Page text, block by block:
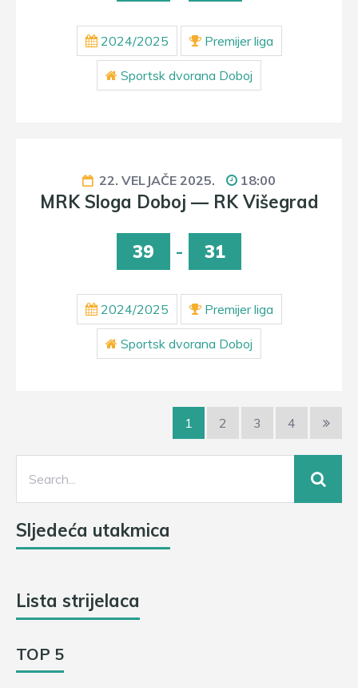
2024/2025 Premijer liga
Sportsk dvorana Doboj
22. VELJAČE 2025. 18:00
MRK Sloga Doboj — RK Višegrad
39 - 31
2024/2025 Premijer liga
Sportsk dvorana Doboj
1 2 3 4
Sljedeća utakmica
Lista strijelaca
TOP 5